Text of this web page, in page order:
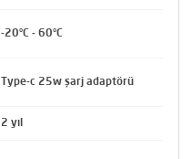
-20°C - 60°C
Type-c 25w şarj adaptörü
2 yıl